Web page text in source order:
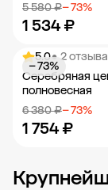
5 580 ₽− 73%
1 534 ₽
Добавить
5.0• 2 отзыва
Серебряная
полновесная
6 380 ₽− 73%
1 754 ₽
− 73%